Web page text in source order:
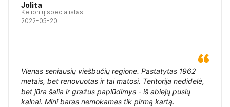
Jolita
Kelionių specialistas
2022-05-20
Vienas seniausių viešbučių regione. Pastatytas 1962
metais, bet renovuotas ir tai matosi. Teritorija nedidelė,
bet jūra šalia ir gražus paplūdimys - iš abiejų pusių
kalnai. Mini baras nemokamas tik pirmą kartą.